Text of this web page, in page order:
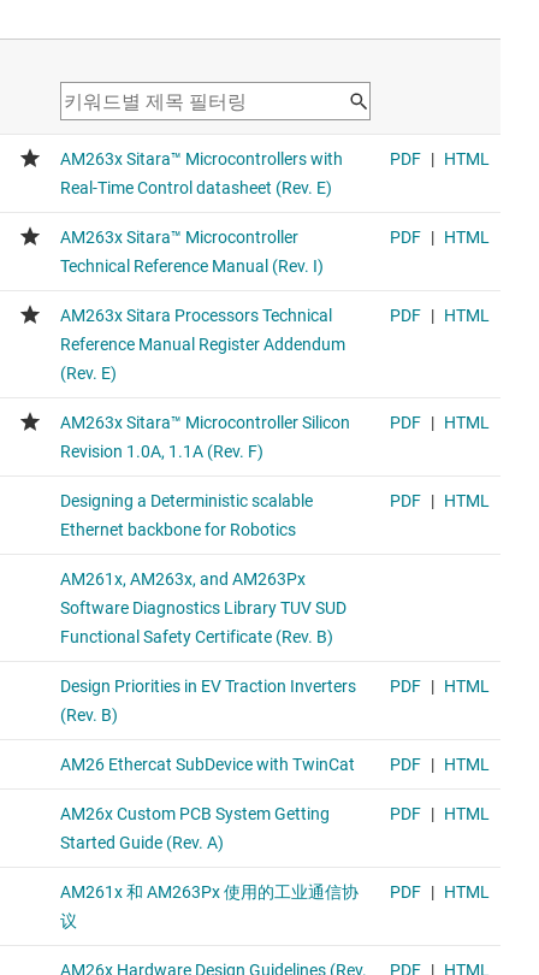
needs
AM2631-Q1
글 코어 Arm® Cortex®-R5F MCU
Same device with single core support and auto quality